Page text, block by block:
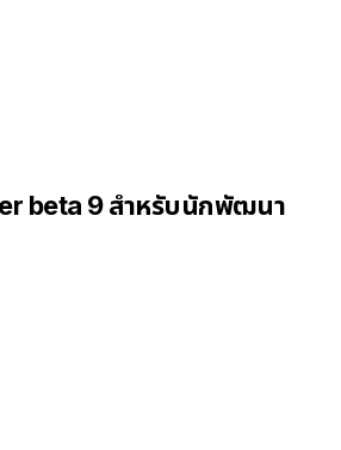
beta 9 สำหรับนักพัฒนา